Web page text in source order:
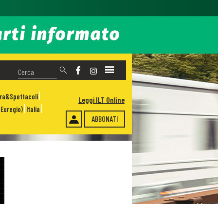
Italia
ABBONATI
Leggi ILT Online